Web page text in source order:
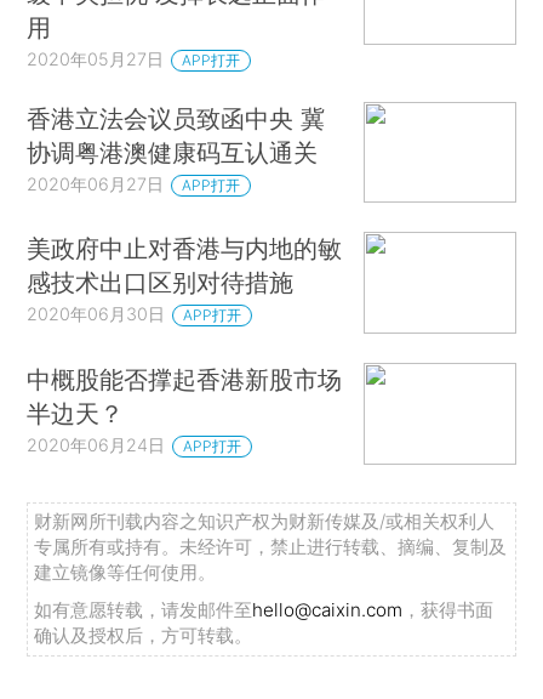
用
2020年05月27日 APP打开
香港立法会议员致函中央 冀
协调粤港澳健康码互认通关
2020年06月27日 APP打开
美政府中止对香港与内地的敏
感技术出口区别对待措施
2020年06月30日 APP打开
中概股能否撑起香港新股市场
半边天？
2020年06月24日 APP打开
财新网所刊载内容之知识产权为财新传媒及/或相关权利人
专属所有或持有。未经许可，禁止进行转载、摘编、复制及
建立镜像等任何使用。
如有意愿转载，请发邮件至hello@caixin.com ，获得书面
确认及授权后，方可转载。